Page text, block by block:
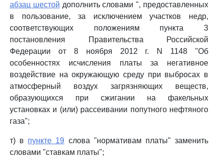
абзац шестой дополнить словами ", предоставленных
в пользование, за исключением участков недр,
соответствующих положениям пункта 3
постановления Правительства Российской
Федерации от 8 ноября 2012 г. N 1148 "Об
особенностях исчисления платы за негативное
воздействие на окружающую среду при выбросах в
атмосферный воздух загрязняющих веществ,
образующихся при сжигании на факельных
установках и (или) рассеивании попутного нефтяного
газа";
т) в пункте 19 слова "нормативам платы" заменить
словами "ставкам платы";